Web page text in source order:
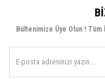
Bültenimize Üye Olun !